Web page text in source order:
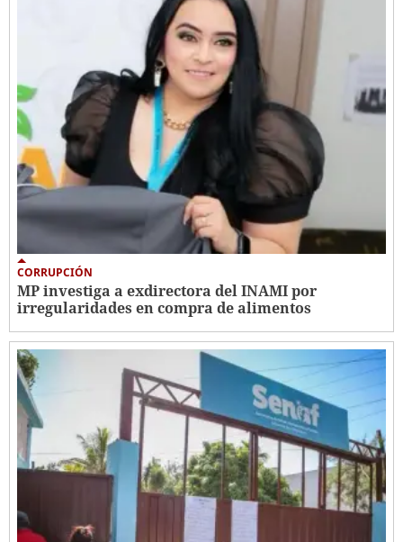
CORRUPCIÓN
MP investiga a exdirectora del INAMI por
irregularidades en compra de alimentos